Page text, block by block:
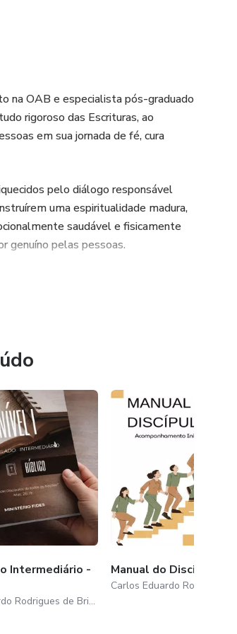
na OAB e especialista pós-graduado
rigoroso das Escrituras, ao
em sua jornada de fé, cura
pelo diálogo responsável
uma espiritualidade madura,
saudável e fisicamente
genuíno pelas pessoas.
Intermediário -
Carlos Eduardo Rodrigues de Brito
Manual do Discipulador I